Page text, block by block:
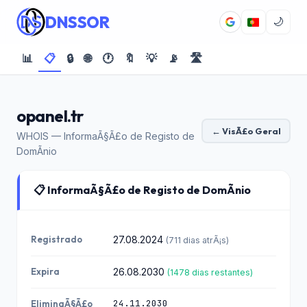
DNSSOR 🌙
📊 📋 🔒 🌐 🕐 🔖 💡 📡 🛣️
opanel.tr
WHOIS — InformaÃ§Ã£o de Registo de
DomÃ­nio
← VisÃ£o Geral
📋 InformaÃ§Ã£o de Registo de DomÃ­nio
Registrado 27.08.2024 (711 dias atrÃ¡s)
Expira 26.08.2030 (1478 dias restantes)
EliminaÃ§Ã£o 24.11.2030